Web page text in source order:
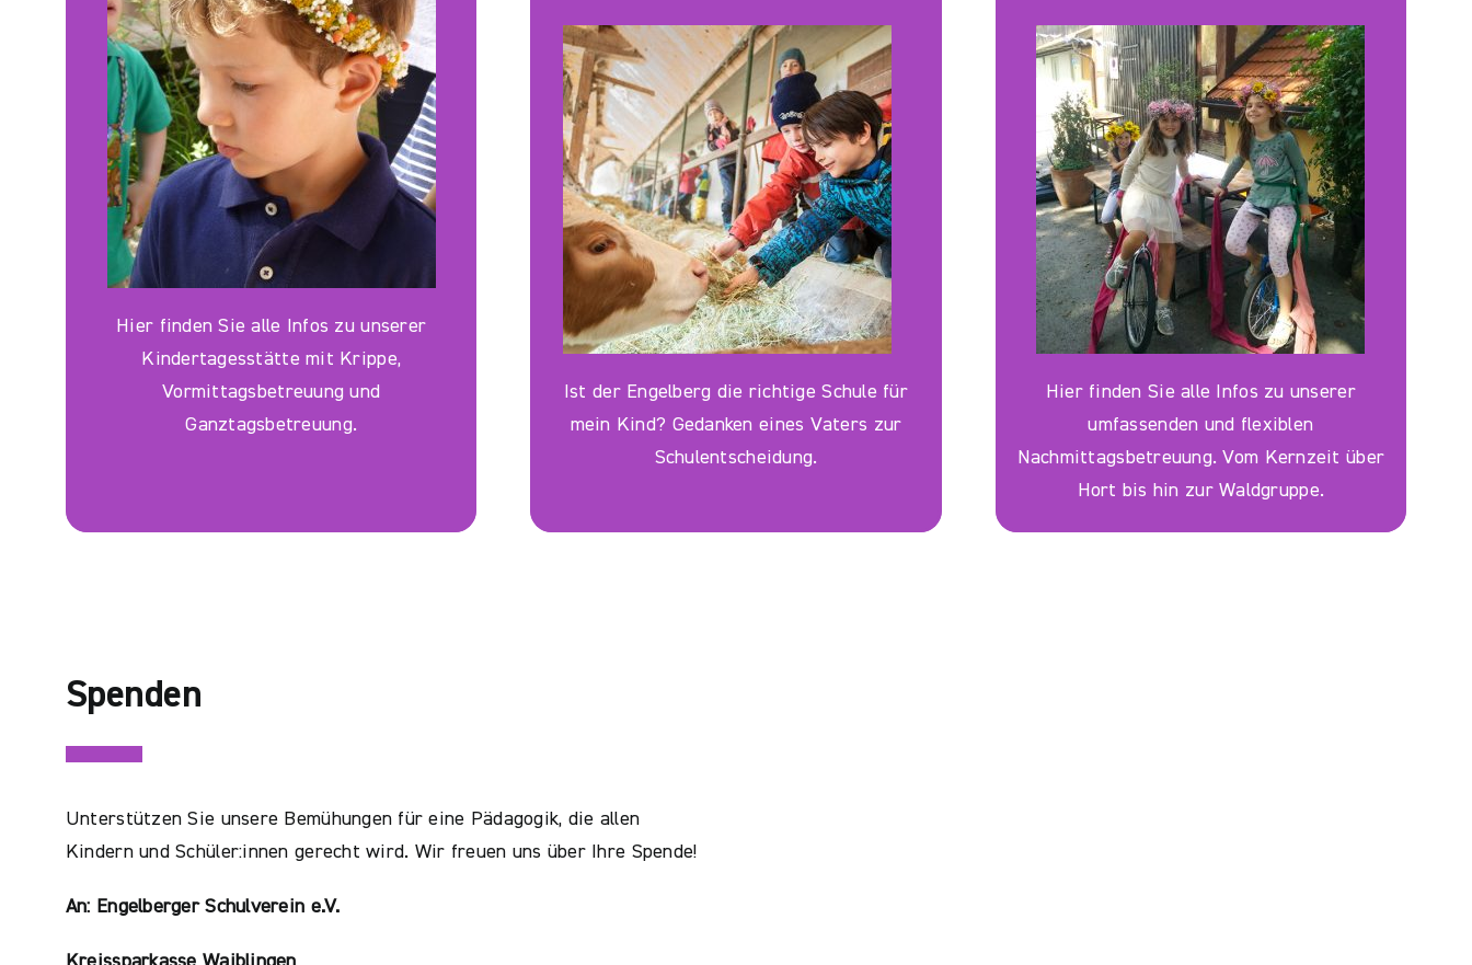
Hier finden Sie alle Infos zu unserer
Kindertagesstätte mit Krippe,
Vormittagsbetreuung und
Ganztagsbetreuung.
Ist der Engelberg die richtige Schule für
mein Kind? Gedanken eines Vaters zur
Schulentscheidung.
Hier finden Sie alle Infos zu unserer
umfassenden und flexiblen
Nachmittagsbetreuung. Vom Kernzeit über
Hort bis hin zur Waldgruppe.
Spenden
Unterstützen Sie unsere Bemühungen für eine Pädagogik, die allen
Kindern und Schüler:innen gerecht wird. Wir freuen uns über Ihre Spende!
An: Engelberger Schulverein e.V.